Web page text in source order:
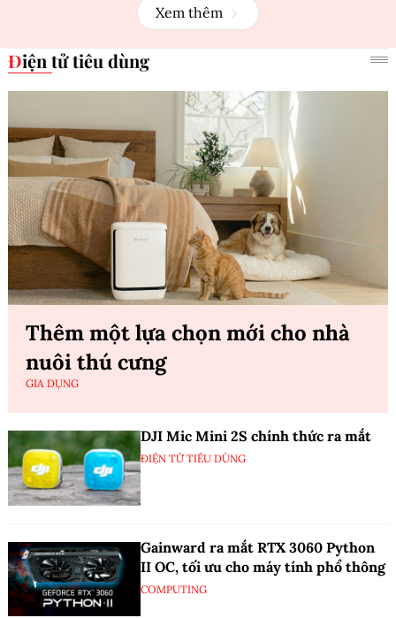
Xem thêm
Điện tử tiêu dùng
Thêm một lựa chọn mới cho nhà
nuôi thú cưng
GIA DỤNG
DJI Mic Mini 2S chính thức ra mắt
ĐIỆN TỬ TIÊU DÙNG
Gainward ra mắt RTX 3060 Python
II OC, tối ưu cho máy tính phổ thông
COMPUTING